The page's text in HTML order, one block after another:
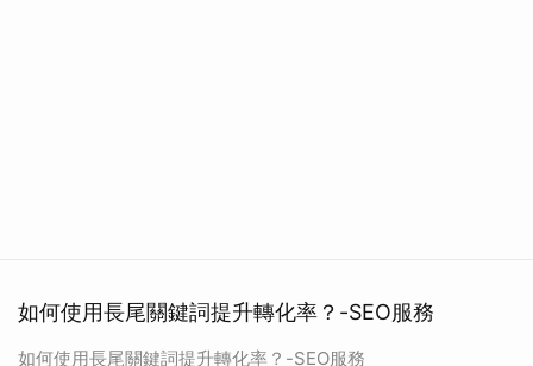
如何使用長尾關鍵詞提升轉化率？-SEO服務
如何使用長尾關鍵詞提升轉化率？-SEO服務